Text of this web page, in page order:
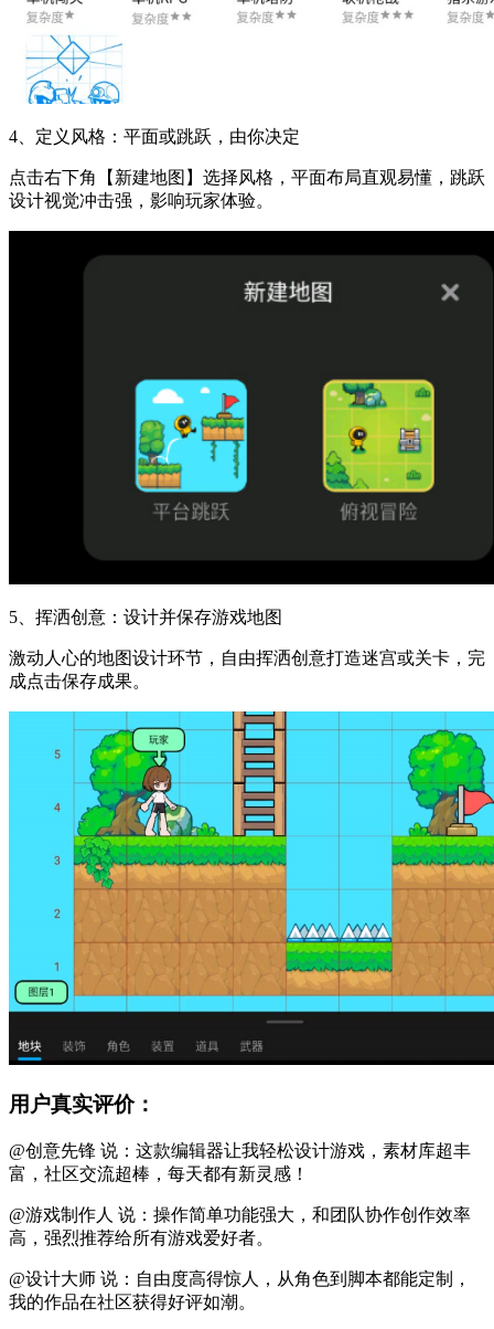
4、定义风格：平面或跳跃，由你决定
点击右下角【新建地图】选择风格，平面布局直观易懂，跳跃
设计视觉冲击强，影响玩家体验。
5、挥洒创意：设计并保存游戏地图
激动人心的地图设计环节，自由挥洒创意打造迷宫或关卡，完
成点击保存成果。
用户真实评价：
@创意先锋 说：这款编辑器让我轻松设计游戏，素材库超丰
富，社区交流超棒，每天都有新灵感！
@游戏制作人 说：操作简单功能强大，和团队协作创作效率
高，强烈推荐给所有游戏爱好者。
@设计大师 说：自由度高得惊人，从角色到脚本都能定制，
我的作品在社区获得好评如潮。